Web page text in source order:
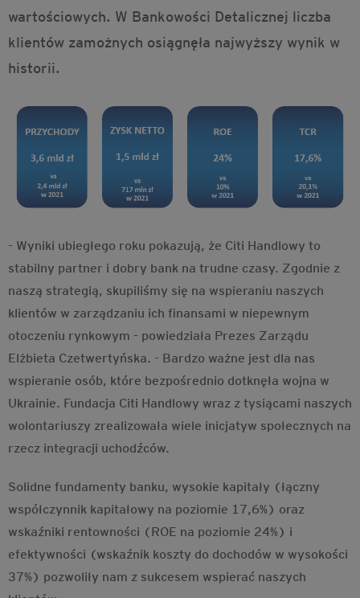
wartościowych. W Bankowości Detalicznej liczba
klientów zamożnych osiągnęła najwyższy wynik w
historii.
- Wyniki ubiegłego roku pokazują, że Citi Handlowy to
stabilny partner i dobry bank na trudne czasy. Zgodnie z
naszą strategią, skupiliśmy się na wspieraniu naszych
klientów w zarządzaniu ich finansami w niepewnym
otoczeniu rynkowym - powiedziała Prezes Zarządu
Elżbieta Czetwertyńska. - Bardzo ważne jest dla nas
wspieranie osób, które bezpośrednio dotknęła wojna w
Ukrainie. Fundacja Citi Handlowy wraz z tysiącami naszych
wolontariuszy zrealizowała wiele inicjatyw społecznych na
rzecz integracji uchodźców.
Solidne fundamenty banku, wysokie kapitały (łączny
współczynnik kapitałowy na poziomie 17,6%) oraz
wskaźniki rentowności (ROE na poziomie 24%) i
efektywności (wskaźnik koszty do dochodów w wysokości
37%) pozwoliły nam z sukcesem wspierać naszych